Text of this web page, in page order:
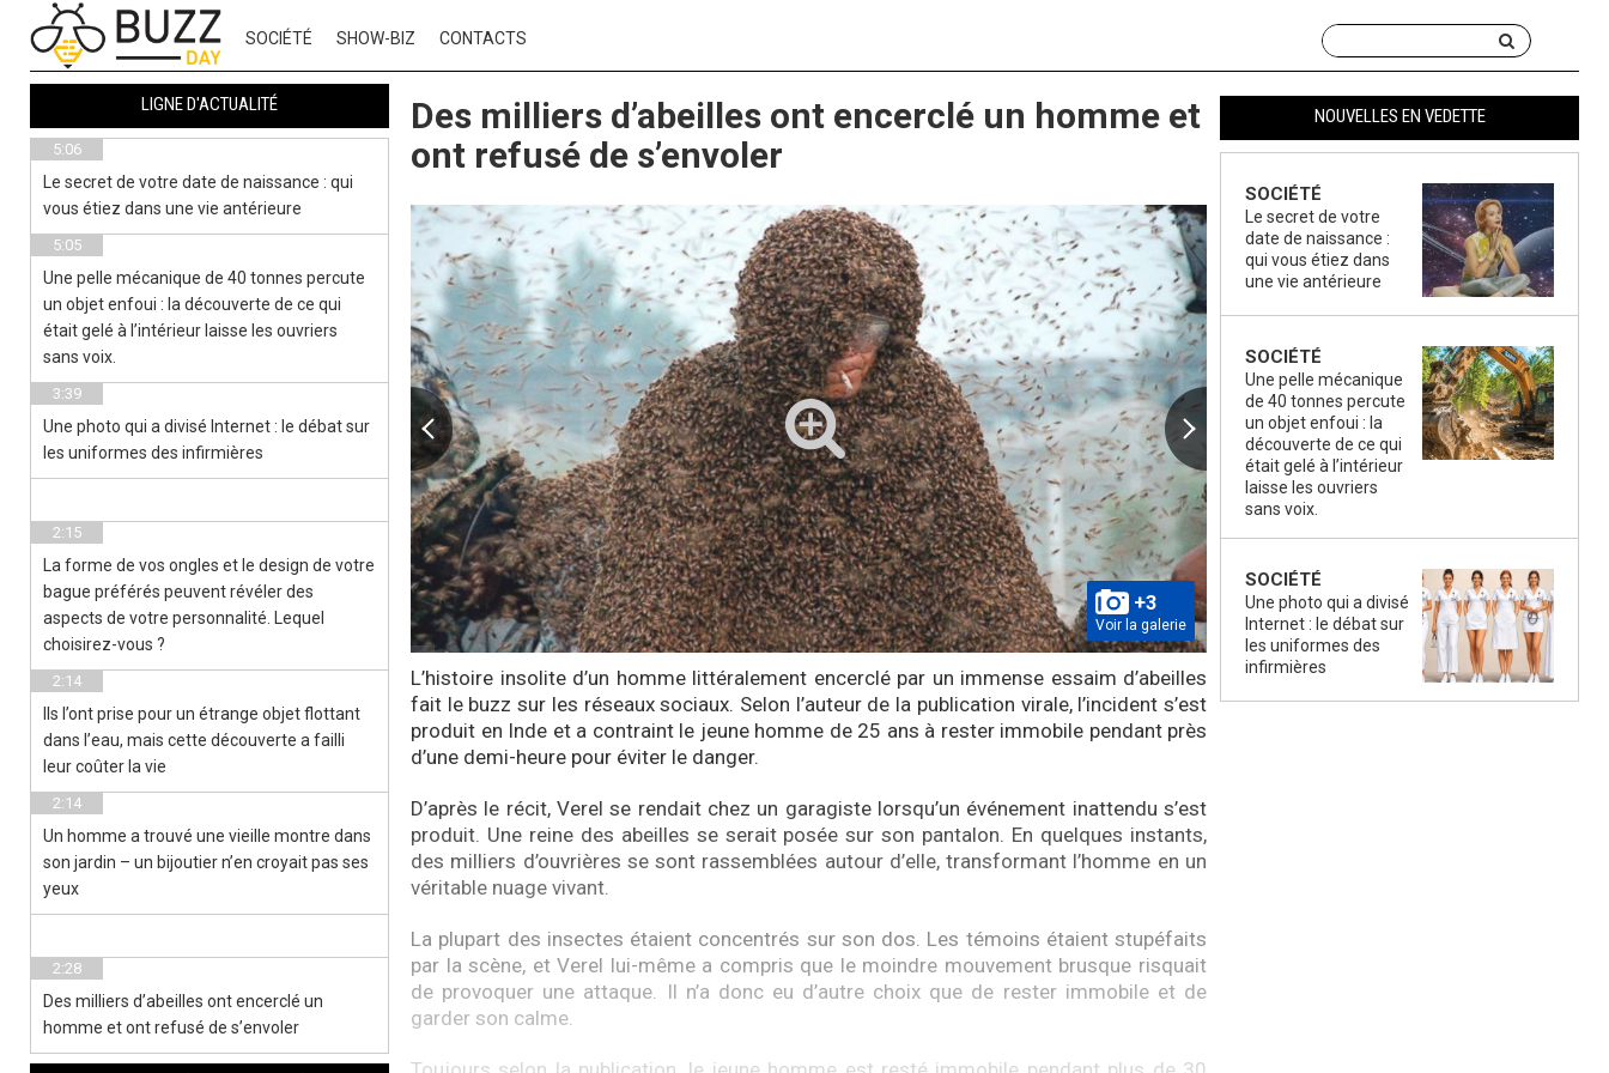
SOCIÉTÉ SHOW-BIZ CONTACTS
Des milliers d’abeilles ont encerclé un homme et
ont refusé de s’envoler
+3
Voir la galerie
L’histoire insolite d’un homme littéralement encerclé par un immense essaim d’abeilles
fait le buzz sur les réseaux sociaux. Selon l’auteur de la publication virale, l’incident s’est
produit en Inde et a contraint le jeune homme de 25 ans à rester immobile pendant près
d’une demi-heure pour éviter le danger.
D’après le récit, Verel se rendait chez un garagiste lorsqu’un événement inattendu s’est
produit. Une reine des abeilles se serait posée sur son pantalon. En quelques instants,
des milliers d’ouvrières se sont rassemblées autour d’elle, transformant l’homme en un
véritable nuage vivant.
La plupart des insectes étaient concentrés sur son dos. Les témoins étaient stupéfaits
par la scène, et Verel lui-même a compris que le moindre mouvement brusque risquait
de provoquer une attaque. Il n’a donc eu d’autre choix que de rester immobile et de
garder son calme.
NOUVELLES EN VEDETTE
SOCIÉTÉ
Le secret de votre
date de naissance :
qui vous étiez dans
une vie antérieure
SOCIÉTÉ
Une pelle mécanique
de 40 tonnes percute
un objet enfoui : la
découverte de ce qui
était gelé à l’intérieur
laisse les ouvriers
sans voix.
SOCIÉTÉ
Une photo qui a divisé
Internet : le débat sur
les uniformes des
infirmières
LIGNE D'ACTUALITÉ
5:06
Le secret de votre date de naissance : qui
vous étiez dans une vie antérieure
5:05
Une pelle mécanique de 40 tonnes percute
un objet enfoui : la découverte de ce qui
était gelé à l’intérieur laisse les ouvriers
sans voix.
3:39
Une photo qui a divisé Internet : le débat sur
les uniformes des infirmières
2:15
La forme de vos ongles et le design de votre
bague préférés peuvent révéler des
aspects de votre personnalité. Lequel
choisirez-vous ?
2:14
Ils l’ont prise pour un étrange objet flottant
dans l’eau, mais cette découverte a failli
leur coûter la vie
2:14
Un homme a trouvé une vieille montre dans
son jardin – un bijoutier n’en croyait pas ses
yeux
2:28
Des milliers d’abeilles ont encerclé un
homme et ont refusé de s’envoler